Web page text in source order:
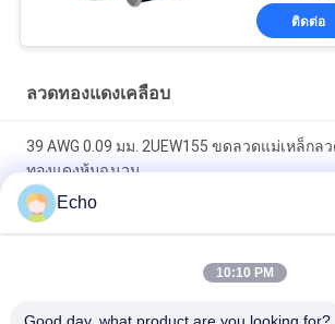
ติดต่อ
ลวดทองแดงเคลือบ
39 AWG 0.09 มม. 2UEW155 ขดลวดแม่เหล็กล
ทองแดงหุ้มฉนวน
0.011 มม. 2UEW155 ลวดทองแดงเคลือบสำหรั
Ruiyuan Super Super Thin Winding Coils ลว
Echo
10:10 PM